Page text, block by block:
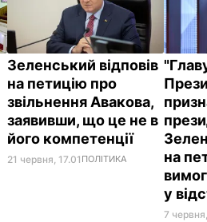
Зеленський відповів
на петицію про
звільнення Авакова,
заявивши, що це не в
його компетенції
21 червня, 17.01 ПОЛІТИКА
на
у
7